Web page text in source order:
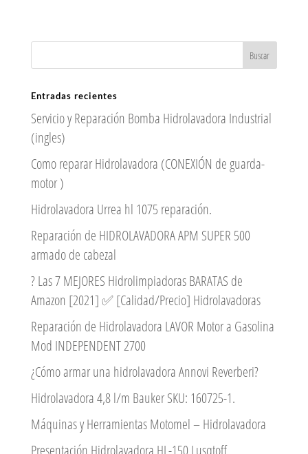
Entradas recientes
Servicio y Reparación Bomba Hidrolavadora Industrial
(ingles)
Como reparar Hidrolavadora (CONEXIÓN de guarda-
motor )
Hidrolavadora Urrea hl 1075 reparación.
Reparación de HIDROLAVADORA APM SUPER 500
armado de cabezal
? Las 7 MEJORES Hidrolimpiadoras BARATAS de
Amazon [2021] ✅ [Calidad/Precio] Hidrolavadoras
Reparación de Hidrolavadora LAVOR Motor a Gasolina
Mod INDEPENDENT 2700
¿Cómo armar una hidrolavadora Annovi Reverberi?
Hidrolavadora 4,8 l/m Bauker SKU: 160725-1.
Máquinas y Herramientas Motomel – Hidrolavadora